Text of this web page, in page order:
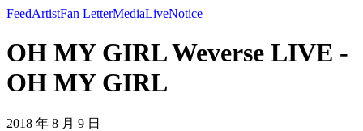
FeedArtistFan LetterMediaLiveNotice
OH MY GIRL Weverse LIVE -
OH MY GIRL
2018 年 8 月 9 日